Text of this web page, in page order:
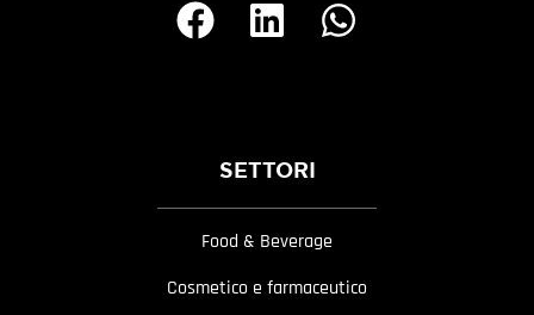
SETTORI
Food & Beverage
Cosmetico e farmaceutico